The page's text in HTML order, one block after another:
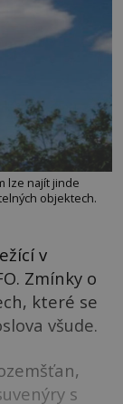
lze najít jinde
objektech.
v
Zmínky o
které se
všude.
s